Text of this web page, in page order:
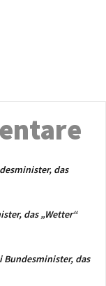
das
das „Wetter“
Bundesminister, das